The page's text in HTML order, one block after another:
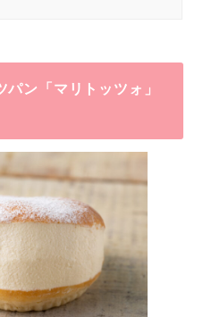
ン「マリトッツォ」